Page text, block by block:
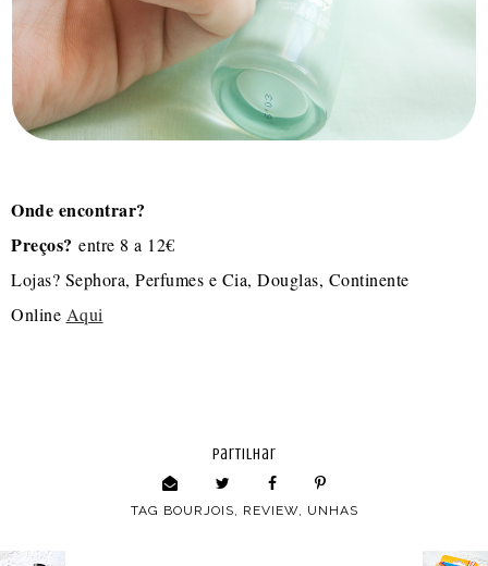
Onde encontrar?
Preços? entre 8 a 12€
Lojas? Sephora, Perfumes e Cia, Douglas, Continente
Online Aqui
partilhar
TAG BOURJOIS REVIEW, UNHAS